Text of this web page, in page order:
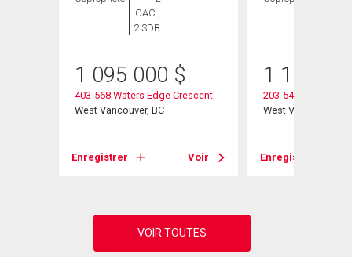
CAC ,
2 SDB
1 095 000 $
403-568 Waters Edge Crescent
West Vancouver, BC
Enregistrer Voir
1 100
203-540 Waters
West Vancouver, BC
Enregistrer